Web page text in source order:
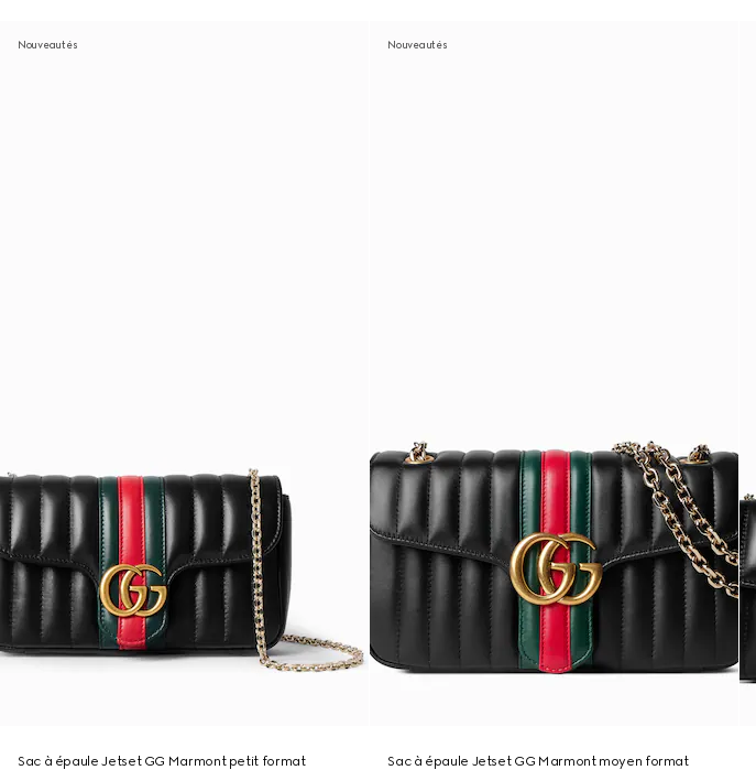
Nouveautés
Sac à épaule Jetset GG Marmont petit format
Nouveautés
Sac à épaule Jetset GG Marmont moyen format